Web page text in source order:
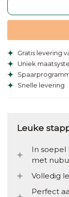
Gratis levering
Uniek
Snelle levering
Leuke
In soepel
met
Volledig
Perfect